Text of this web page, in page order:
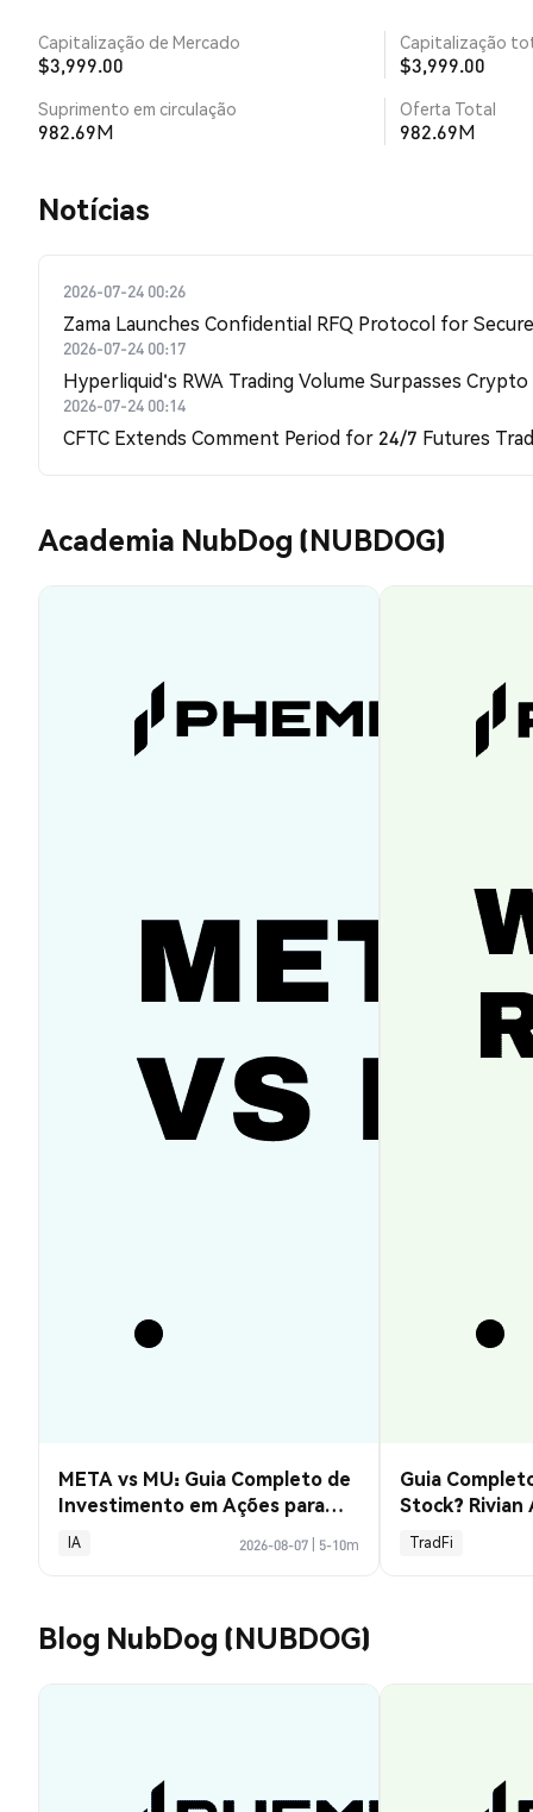
Capitalização de Mercado
$3,999.00
Capitalização
$3,999.00
Suprimento em circulação
982.69M
Oferta Total
982.69M
​​Notícias​​
2026-07-24 00:26
Zama Launches Confidential RFQ Protocol for
2026-07-24 00:17
Hyperliquid's RWA Trading Volume Surpasses
2026-07-24 00:14
CFTC Extends Comment Period for 24/7 Futures
Academia NubDog (NUBDOG)
META vs MU: Guia Completo de
Investimento em Ações para
2026
IA 2026-08-07 5-10m
Guia
Stock?
Explicado
TradFi
Blog NubDog (NUBDOG)